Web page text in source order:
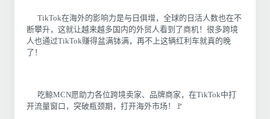
TikTok在海外的影响力是与日俱增，全球的日活人数也在不
断攀升，这就让越来越多国内的外贸人看到了商机！很多跨境
人也通过TikTok赚得盆满钵满，再不上这辆红利车就真的晚
了！
吃鲸MCN愿助力各位跨境卖家、品牌商家，在TikTok中打
开流量窗口，突破瓶颈期，打开海外市场！🚩